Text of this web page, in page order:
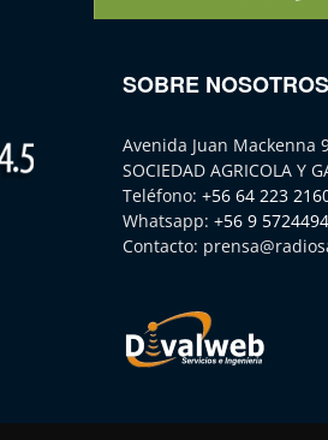
SOBRE NOSOTROS
Avenida Juan Mackenna
SOCIEDAD AGRICOLA Y
Teléfono: +56 64 223
Whatsapp: +56 9
Contacto: